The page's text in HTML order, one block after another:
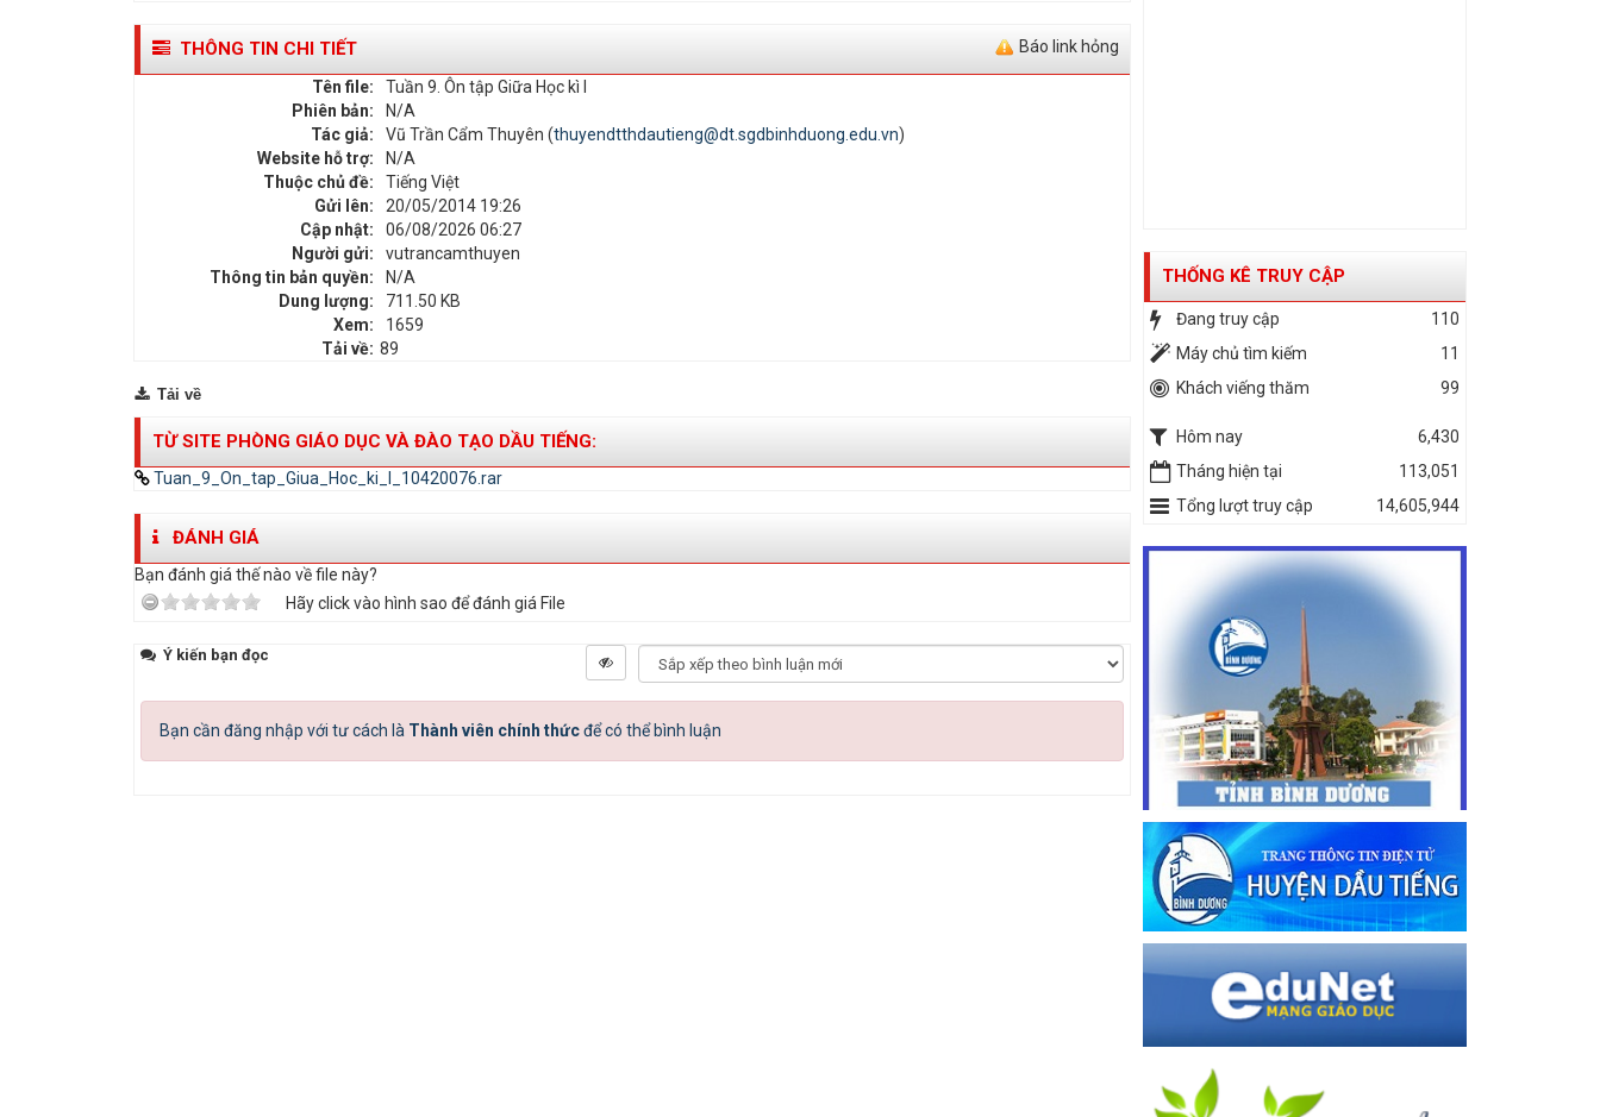
Báo link hỏng
THÔNG TIN CHI TIẾT
Tên file:
Tuần 9. Ôn tập Giữa Học kì I
Phiên bản:
N/A
Tác giả:
Vũ Trần Cẩm Thuyên (thuyendtthdautieng@dt.sgdbinhduong.edu.vn)
Website hỗ trợ:
N/A
Thuộc chủ đề:
Tiếng Việt
Gửi lên:
20/05/2014 19:26
Cập nhật:
06/08/2026 06:27
Người gửi:
vutrancamthuyen
Thông tin bản quyền:
N/A
Dung lượng:
711.50 KB
Xem:
1659
Tải về: 89
Tải về
TỪ SITE PHÒNG GIÁO DỤC VÀ ĐÀO TẠO DẦU TIẾNG:
Tuan_9_On_tap_Giua_Hoc_ki_I_10420076.rar
ĐÁNH GIÁ
Bạn đánh giá thế nào về file này?
Hãy click vào hình sao để đánh giá File
Ý kiến bạn đọc
Bạn cần đăng nhập với tư cách là Thành viên chính thứcđể có thể bình luận
THỐNG KÊ TRUY CẬP
Đang truy cập
110
Máy chủ tìm kiếm
11
Khách viếng thăm
99
Hôm nay
6,430
Tháng hiện tại
113,051
Tổng lượt truy cập
14,605,944